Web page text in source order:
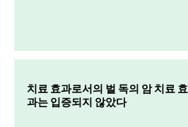
치료 효과로서의 벌 독의 암 치료 효
과는 입증되지 않았다